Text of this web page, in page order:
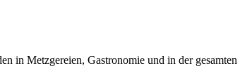
in Metzgereien, Gastronomie und in der gesamten